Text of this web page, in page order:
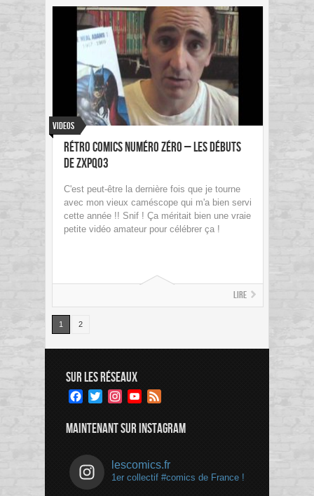
Videos
RÉTRO COMICS NUMÉRO ZÉRO – les débuts
de ZXPQ03
C'est peut-être la dernière fois que je tourne
avec mon vieux caméscope qui m'a bien servi
cette année !! Snif ! Ça méritait bien une vraie
petite vidéo amateur pour célébrer ça !
Lire
1 2
SUR LES RÉSEAUX
Facebook
TwitterInstagramYouTube
MAINTENANT SUR INSTAGRAM
lescomics.fr
1er collectif #comics de France !